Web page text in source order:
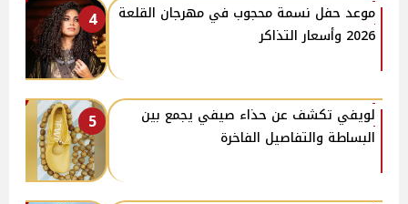
4
موعد حفل نسمة محجوب في مهرجان القلعة
2026 وأسعار التذاكر
5
لويفي تكشف عن حذاء صيفي يجمع بين
البساطة والتفاصيل الفاخرة